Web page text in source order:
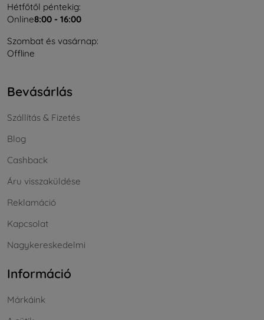
Hétfőtől péntekig:
Online8:00 - 16:00
Szombat és vasárnap:
Offline
Bevásárlás
Szállítás & Fizetés
Blog
Cashback
Áru visszaküldése
Reklamáció
Kapcsolat
Nagykereskedelmi
Információ
Márkáink